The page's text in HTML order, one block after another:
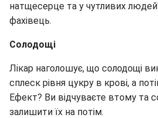
натщесерце та у чутливих
фахівець.
Солодощі
Лікар наголошує, що солодощі
сплеск рівня цукру в крові, а
Ефект? Ви відчуваєте втому та
залишити їх на потім.